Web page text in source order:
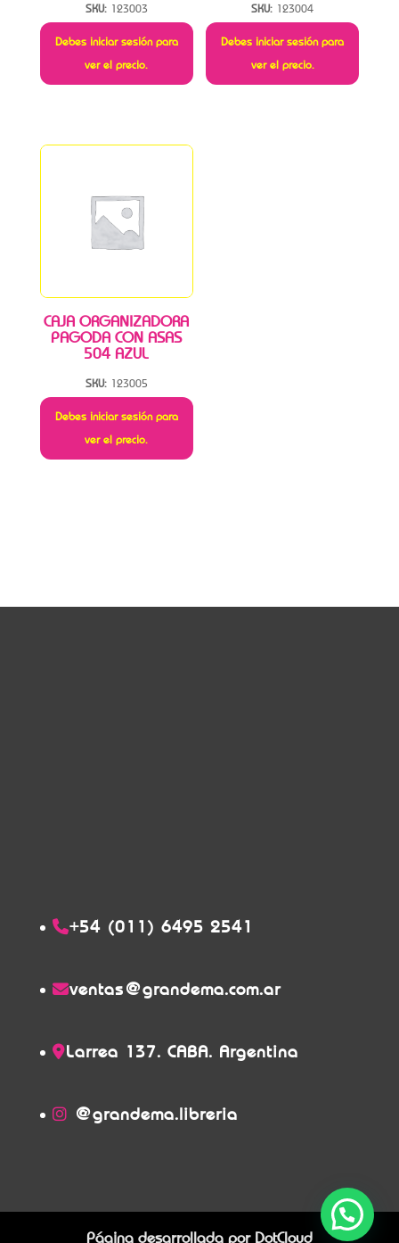
SKU: 123003
Debes iniciar sesión para
ver el precio.
SKU: 123004
Debes iniciar sesión para
ver el precio.
CAJA ORGANIZADORA
PAGODA CON ASAS
504 AZUL
SKU: 123005
Debes iniciar sesión para
ver el precio.
+54 (011) 6495 2541
ventas@grandema.com.ar
Larrea 137. CABA. Argentina
@grandema.libreria
Página desarrollada por DotCloud